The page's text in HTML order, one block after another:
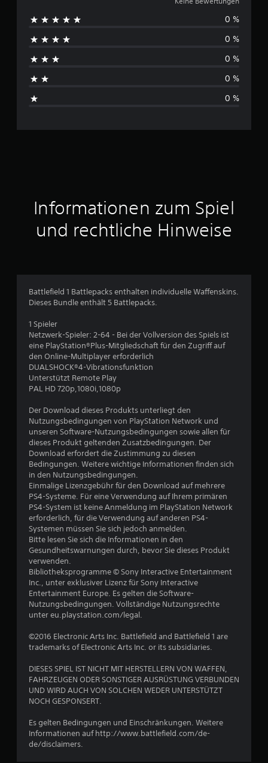
n
e
B
w
t
u
g
e
0 %
0 %
0 %
0 %
0 %
Informationen zum Spiel
und rechtliche Hinweise
Battlefield 1 Battlepacks enthalten individuelle Waffenskins.
Dieses Bundle enthält 5 Battlepacks.
1 Spieler
Netzwerk-Spieler: 2-64 - Bei der Vollversion des Spiels ist
eine PlayStation®Plus-Mitgliedschaft für den Zugriff auf
den Online-Multiplayer erforderlich
DUALSHOCK®4-Vibrationsfunktion
Unterstützt Remote Play
PAL HD 720p,1080i,1080p
Der Download dieses Produkts unterliegt den
Nutzungsbedingungen von PlayStation Network und
unseren Software-Nutzungsbedingungen sowie allen für
dieses Produkt geltenden Zusatzbedingungen. Der
Download erfordert die Zustimmung zu diesen
Bedingungen. Weitere wichtige Informationen finden sich
in den Nutzungsbedingungen.
Einmalige Lizenzgebühr für den Download auf mehrere
PS4-Systeme. Für eine Verwendung auf Ihrem primären
PS4-System ist keine Anmeldung im PlayStation Network
erforderlich, für die Verwendung auf anderen PS4-
Systemen müssen Sie sich jedoch anmelden.
Bitte lesen Sie sich die Informationen in den
Gesundheitswarnungen durch, bevor Sie dieses Produkt
verwenden.
Bibliotheksprogramme © Sony Interactive Entertainment
Inc., unter exklusiver Lizenz für Sony Interactive
Entertainment Europe. Es gelten die Software-
Nutzungsbedingungen. Vollständige Nutzungsrechte
unter eu.playstation.com/legal.
©2016 Electronic Arts Inc. Battlefield and Battlefield 1 are
trademarks of Electronic Arts Inc. or its subsidiaries.
DIESES SPIEL IST NICHT MIT HERSTELLERN VON WAFFEN,
FAHRZEUGEN ODER SONSTIGER AUSRÜSTUNG VERBUNDEN
UND WIRD AUCH VON SOLCHEN WEDER UNTERSTÜTZT
NOCH GESPONSERT.
Es gelten Bedingungen und Einschränkungen. Weitere
Informationen auf http://www.battlefield.com/de-
de/disclaimers.